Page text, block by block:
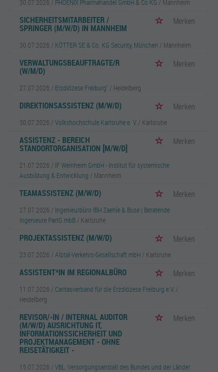
30.07.2026 / PHOENIX Pharmahandel GmbH & Co KG / Mannheim
SICHERHEITSMITARBEITER /
SPRINGER (M/W/D) IN MANNHEIM
Merken
30.07.2026 / KÖTTER SE & Co. KG Security, München / Mannheim
VERWALTUNGSBEAUFTRAGTE/R
(W/M/D)
Merken
27.07.2026 / Erzdiözese Freiburg'' / Heidelberg
DIREKTIONSASSISTENZ (M/W/D) Merken
30.07.2026 / Volkshochschule Karlsruhe e. V. / Karlsruhe
ASSISTENZ - BEREICH
STANDORTORGANISATION [M/W/D]
Merken
21.07.2026 / IF Weinheim GmbH - Institut für systemische
Ausbildung & Entwicklung / Mannheim
TEAMASSISTENZ (M/W/D) Merken
27.07.2026 / Ingenieurbüro IBH Zaehle & Buse | Beratende
Ingenieure PartG mbB / Karlsruhe
PROJEKTASSISTENZ (M/W/D) Merken
23.07.2026 / Albtal-Verkehrs-Gesellschaft mbH / Karlsruhe
ASSISTENT*IN IM REGIONALBÜRO Merken
11.07.2026 / Caritasverband für die Erzdiözese Freiburg e.V. /
Heidelberg
REVISOR/-IN / INTERNAL AUDITOR
(M/W/D) AUSRICHTUNG IT,
INFORMATIONSSICHERHEIT UND
PROJEKTMANAGEMENT - OHNE
REISETÄTIGKEIT -
Merken
15.07.2026 / VBL. Versorgungsanstalt des Bundes und der Länder